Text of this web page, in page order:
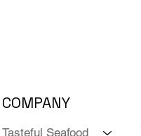
COMPANY
Tasteful Seafood